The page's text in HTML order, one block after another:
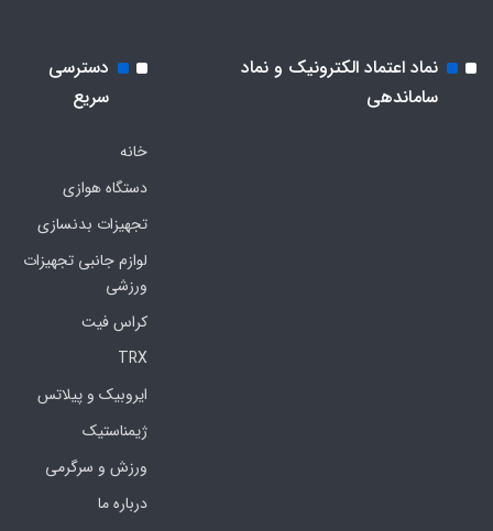
نماد اعتماد الکترونیک و نماد
ساماندهی
دسترسی
سریع
خانه
دستگاه هوازی
تجهیزات بدنسازی
لوازم جانبی تجهیزات
ورزشی
کراس فیت
TRX
ایروبیک و پیلاتس
ژیمناستیک
ورزش و سرگرمی
درباره ما